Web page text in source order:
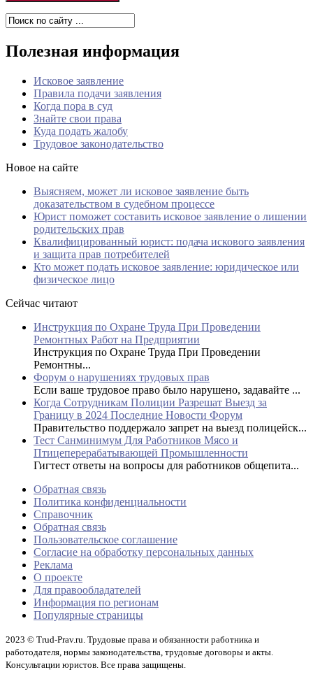
Полезная информация
Исковое заявление
Правила подачи заявления
Когда пора в суд
Знайте свои права
Куда подать жалобу
Трудовое законодательство
Новое на сайте
Выясняем, может ли исковое заявление быть
доказательством в судебном процессе
Юрист поможет составить исковое заявление о лишении
родительских прав
Квалифицированный юрист: подача искового заявления
и защита прав потребителей
Кто может подать исковое заявление: юридическое или
физическое лицо
Сейчас читают
Инструкция по Охране Труда При Проведении
Ремонтных Работ на Предприятии
Инструкция по Охране Труда При Проведении
Ремонтны...
Форум о нарушениях трудовых прав
Если ваше трудовое право было нарушено, задавайте ...
Когда Сотрудникам Полиции Разрешат Выезд за
Границу в 2024 Последние Новости Форум
Правительство поддержало запрет на выезд полицейск...
Тест Санминимум Для Работников Мясо и
Птицеперерабатывающей Промышленности
Гигтест ответы на вопросы для работников общепита...
Обратная связь
Политика конфиденциальности
Справочник
Обратная связь
Пользовательское соглашение
Согласие на обработку персональных данных
Реклама
О проекте
Для правообладателей
Информация по регионам
Популярные страницы
2023 © Trud-Prav.ru. Трудовые права и обязанности работника и
работодателя, нормы законодательства, трудовые договоры и акты.
Консультации юристов. Все права защищены.